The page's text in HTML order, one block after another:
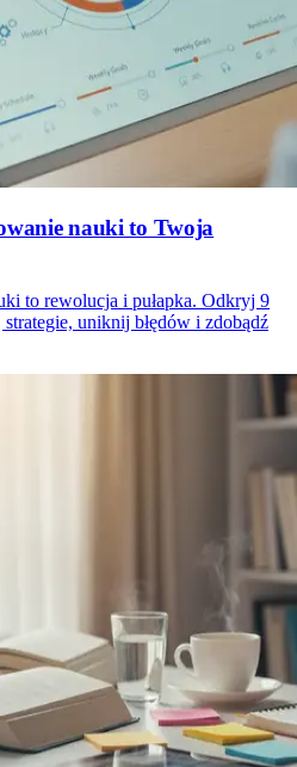
nauki to Twoja
to rewolucja i pułapka. Odkryj 9
uniknij błędów i zdobądź